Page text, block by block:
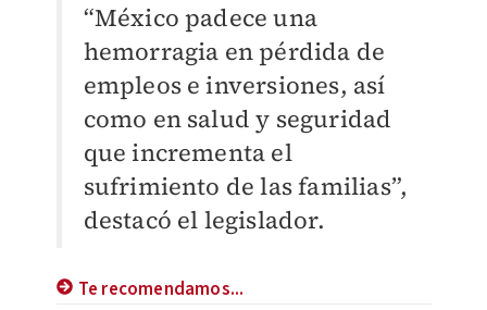
“México padece una
hemorragia en pérdida de
empleos e inversiones, así
como en salud y seguridad
que incrementa el
sufrimiento de las familias”,
destacó el legislador.
Te recomendamos...